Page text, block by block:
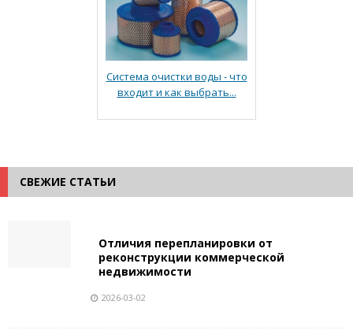
Система очистки воды - что
входит и как выбрать...
СВЕЖИЕ СТАТЬИ
Отличия перепланировки от
реконструкции коммерческой
недвижимости
2026-03-02